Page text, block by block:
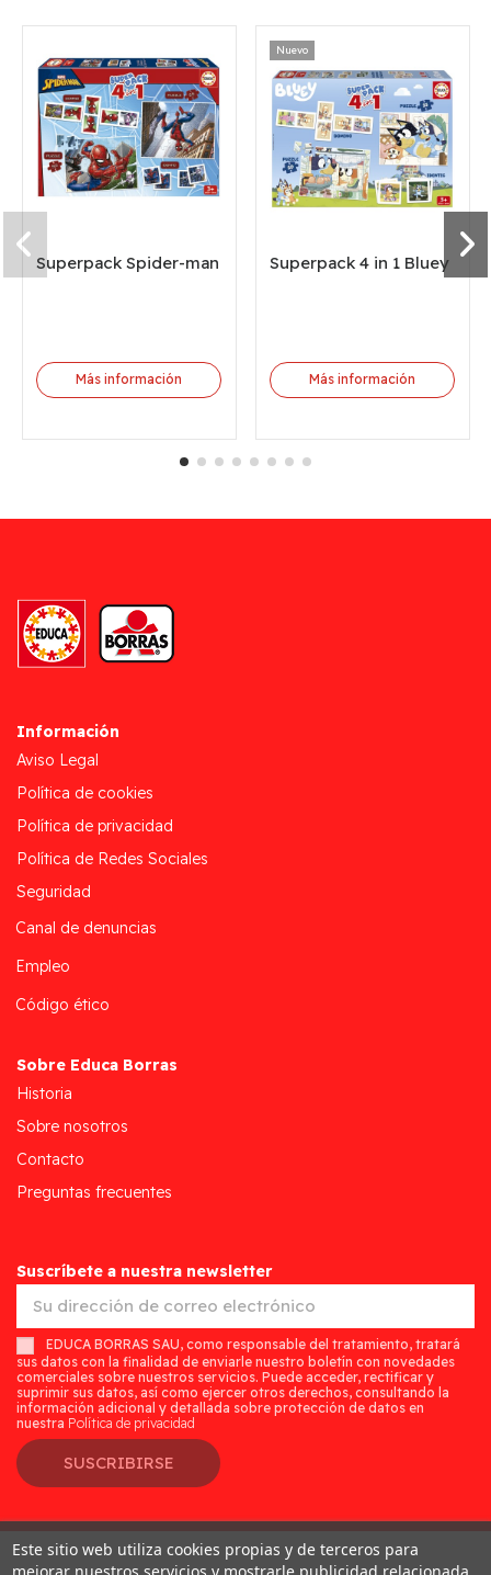
Superpack Spider-man
Más información
Nuevo
Superpack 4 in 1 Bluey
Más información
Información
Aviso Legal
Política de cookies
Política de privacidad
Política de Redes Sociales
Seguridad
Canal de denuncias
Empleo
Código ético
Sobre Educa Borras
Historia
Sobre nosotros
Contacto
Preguntas frecuentes
Suscríbete a nuestra newsletter
EDUCA BORRAS SAU, como responsable del tratamiento, tratará
sus datos con la finalidad de enviarle nuestro boletín con novedades
comerciales sobre nuestros servicios. Puede acceder, rectificar y
suprimir sus datos, así como ejercer otros derechos, consultando la
información adicional y detallada sobre protección de datos en
nuestra Política de privacidad
SUSCRIBIRSE
Desarrollado porAddis
Este sitio web utiliza cookies propias y de terceros para